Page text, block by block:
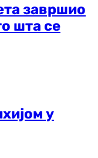
завршио
шта се
у